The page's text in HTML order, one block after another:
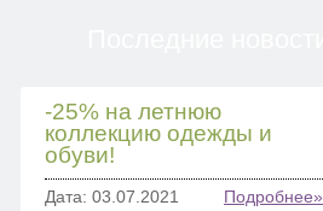
-25% на летнюю
коллекцию одежды и
обуви!
Дата: 03.07.2021 Подробнее»